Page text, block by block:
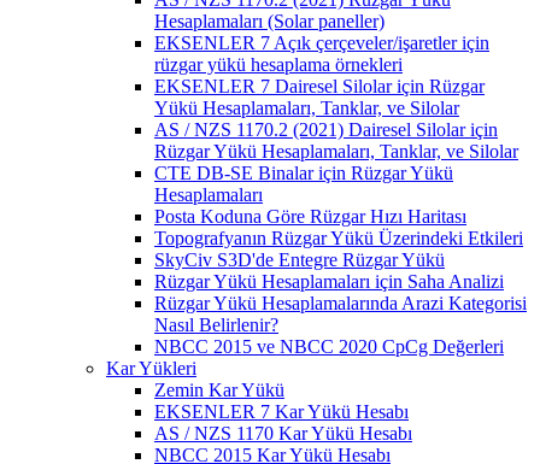
Hesaplamaları (Solar paneller)
EKSENLER 7 Açık çerçeveler/işaretler için
rüzgar yükü hesaplama örnekleri
EKSENLER 7 Dairesel Silolar için Rüzgar
Yükü Hesaplamaları, Tanklar, ve Silolar
AS / NZS 1170.2 (2021) Dairesel Silolar için
Rüzgar Yükü Hesaplamaları, Tanklar, ve Silolar
CTE DB-SE Binalar için Rüzgar Yükü
Hesaplamaları
Posta Koduna Göre Rüzgar Hızı Haritası
Topografyanın Rüzgar Yükü Üzerindeki Etkileri
SkyCiv S3D'de Entegre Rüzgar Yükü
Rüzgar Yükü Hesaplamaları için Saha Analizi
Rüzgar Yükü Hesaplamalarında Arazi Kategorisi
Nasıl Belirlenir?
NBCC 2015 ve NBCC 2020 CpCg Değerleri
Kar Yükleri
Zemin Kar Yükü
EKSENLER 7 Kar Yükü Hesabı
AS / NZS 1170 Kar Yükü Hesabı
NBCC 2015 Kar Yükü Hesabı